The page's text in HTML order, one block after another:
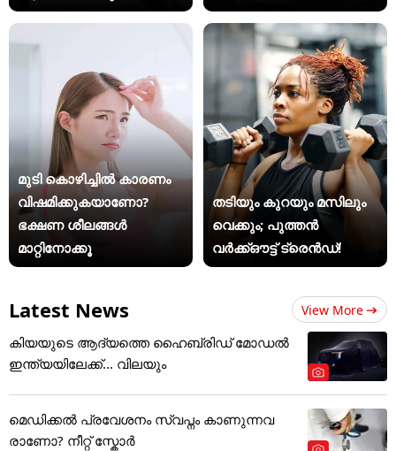
മുടി കൊഴിച്ചിൽ കാരണം
വിഷമിക്കുകയാണോ?
ഭക്ഷണ ശീലങ്ങൾ
മാറ്റിനോക്കൂ
തടിയും കുറയും മസിലും
വെക്കും; പുത്തൻ
വർക്ക്ഔട്ട് ട്രെൻഡ്!
Latest News View More
കിയയുടെ ആദ്യത്തെ ഹൈബ്രിഡ് മോഡൽ
ഇന്ത്യയിലേക്ക്... വിലയും
മെഡിക്കല്‍ പ്രവേശനം സ്വപ്നം കാണുന്നവ
രാണോ? നീറ്റ് സ്കോർ